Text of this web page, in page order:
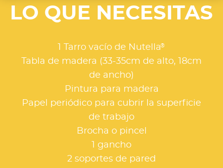
LO QUE NECESITAS
1 Tarro vacío de Nutella®
Tabla de madera (33-35cm de alto, 18cm
de ancho)
Pintura para madera
Papel periódico para cubrir la superficie
de trabajo
Brocha o pincel
1 gancho
2 soportes de pared